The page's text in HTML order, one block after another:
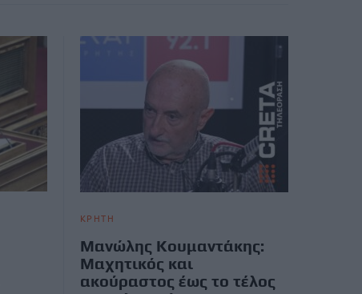
ΚΡΗΤΗ
Μανώλης Κουμαντάκης:
Μαχητικός και
ακούραστος έως το τέλος